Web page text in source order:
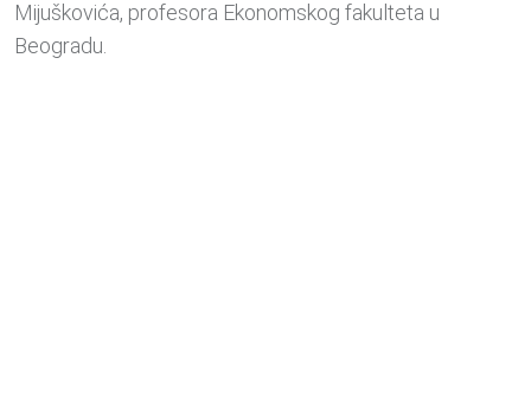
Mijuškovića, profesora Ekonomskog fakulteta u
Beogradu.